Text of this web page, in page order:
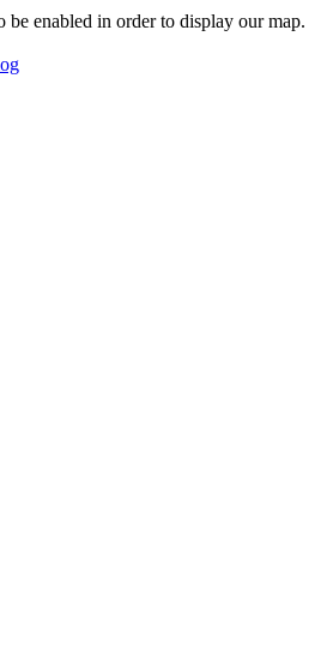
be enabled in order to display our map.